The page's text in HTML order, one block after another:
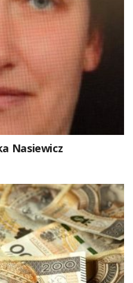
Nasiewicz